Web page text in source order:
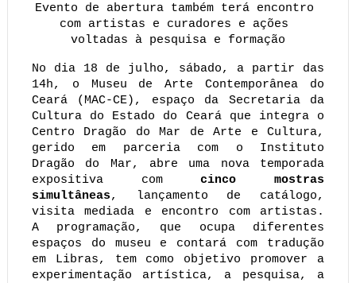
Evento de abertura também terá encontro
com artistas e curadores e ações
voltadas à pesquisa e formação
No dia 18 de julho, sábado, a partir das
14h, o Museu de Arte Contemporânea do
Ceará (MAC-CE), espaço da Secretaria da
Cultura do Estado do Ceará que integra o
Centro Dragão do Mar de Arte e Cultura,
gerido em parceria com o Instituto
Dragão do Mar, abre uma nova temporada
expositiva com cinco mostras
simultâneas, lançamento de catálogo,
visita mediada e encontro com artistas.
A programação, que ocupa diferentes
espaços do museu e contará com tradução
em Libras, tem como objetivo promover a
experimentação artística, a pesquisa, a